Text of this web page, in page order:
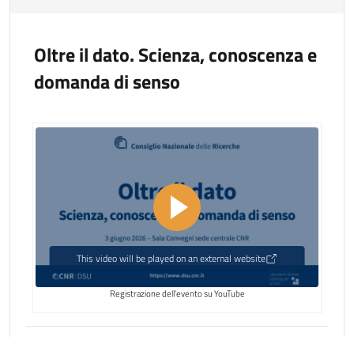
Oltre il dato. Scienza, conoscenza e
domanda di senso
This video will be played on an external website
Registrazione dell’evento su YouTube